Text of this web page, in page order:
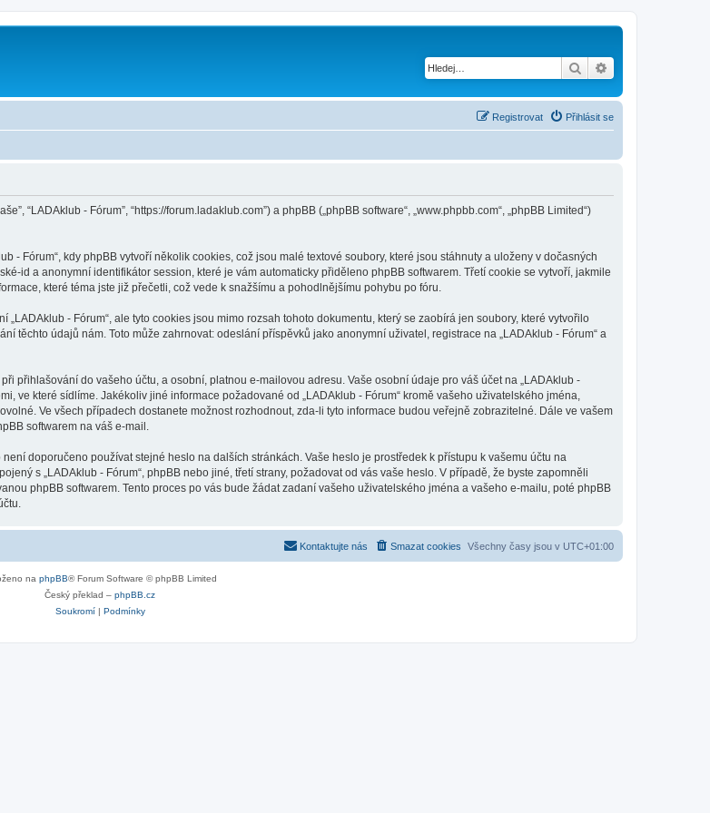
Hledat
Přihlásit se
Registrovat
“LADAklub - Fórum”, “https://forum.ladaklub.com”) a phpBB („phpBB software“, „www.phpbb.com“, „phpBB Limited“)
- Fórum“, kdy phpBB vytvoří několik cookies, což jsou malé textové soubory, které jsou stáhnuty a uloženy v dočasných
id a anonymní identifikátor session, které je vám automaticky přiděleno phpBB softwarem. Třetí cookie se vytvoří, jakmile
které téma jste již přečetli, což vede k snažšímu a pohodlnějšímu pohybu po fóru.
- Fórum“, ale tyto cookies jsou mimo rozsah tohoto dokumentu, který se zaobírá jen soubory, které vytvořilo
těchto údajů nám. Toto může zahrnovat: odeslání příspěvků jako anonymní uživatel, registrace na „LADAklub - Fórum“ a
přihlašování do vašeho účtu, a osobní, platnou e-mailovou adresu. Vaše osobní údaje pro váš účet na „LADAklub -
ve které sídlíme. Jakékoliv jiné informace požadované od „LADAklub - Fórum“ kromě vašeho uživatelského jména,
Ve všech případech dostanete možnost rozhodnout, zda-li tyto informace budou veřejně zobrazitelné. Dále ve vašem
softwarem na váš e-mail.
doporučeno používat stejné heslo na dalších stránkách. Vaše heslo je prostředek k přístupu k vašemu účtu na
s „LADAklub - Fórum“, phpBB nebo jiné, třetí strany, požadovat od vás vaše heslo. V případě, že byste zapomněli
phpBB softwarem. Tento proces po vás bude žádat zadaní vašeho uživatelského jména a vašeho e-mailu, poté phpBB
Všechny časy jsou v UTC+01:00
Smazat cookies
Kontaktujte nás
na phpBB® Forum Software © phpBB Limited
Český překlad – phpBB.cz
Soukromí| Podmínky